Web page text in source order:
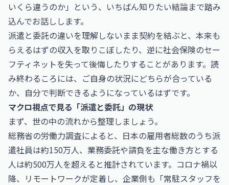
いくら違うのか」という、いちばん知りたい結論まで踏み
込んでお話しします。
派遣と委託の違いを理解しないまま契約を結ぶと、本来も
らえるはずの収入を取りこぼしたり、逆に社会保険のセー
フティネットを失って後悔したりすることがあります。読
み終わるころには、ご自身の状況にどちらが合っている
か、自分で判断できるようになっているはずです。
マクロ視点で見る「派遣と委託」の現状
まず、世の中の流れから整理しましょう。
総務省の労働力調査によると、日本の雇用者総数のうち派
遣社員は約150万人、業務委託や請負を主な働き方とする
人は約500万人を超えると推計されています。コロナ禍以
降、リモートワークが定着し、企業側も「常駐スタッフを